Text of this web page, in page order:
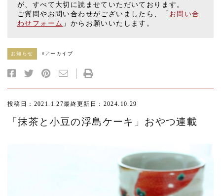
が、すべて大切に読ませていただいております。
ご質問やお問い合わせがございましたら、「 お問い合
わせフォーム 」からお願いいたします。
お知らせ #アーカイブ
投稿日：2021.1.27最終更新日：2024.10.29
「抹茶と小豆の浮島ケーキ」おやつ連載